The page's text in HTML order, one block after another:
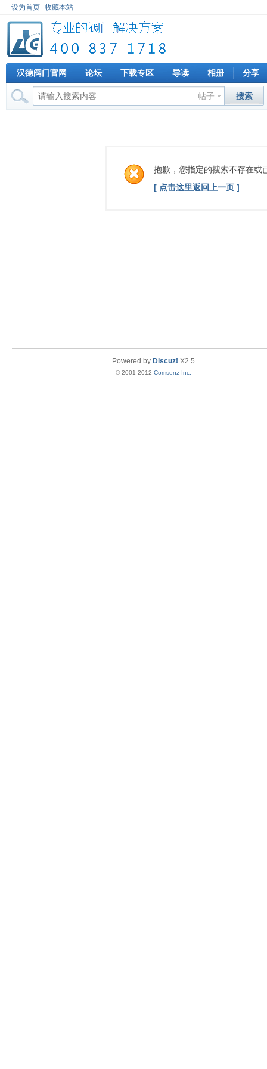
设为首页 收藏本站
汉德阀门官网 论坛 下载专区 导读 相册 分享
帖子 搜索
抱歉，您指定的搜索不存在或
[ 点击这里返回上一页 ]
Powered by Discuz! X2.5
© 2001-2012 Comsenz Inc.